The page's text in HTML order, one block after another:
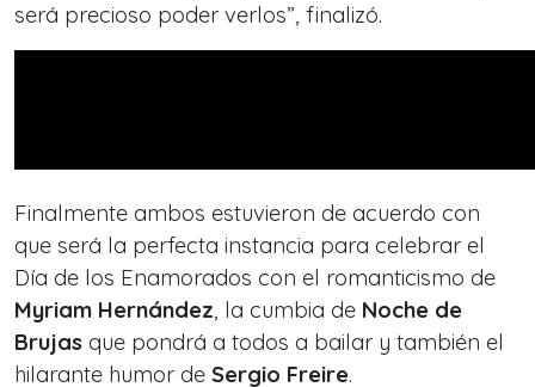
será precioso poder verlos”, finalizó.
Finalmente ambos estuvieron de acuerdo con
que será la perfecta instancia para celebrar el
Día de los Enamorados con el romanticismo de
Myriam Hernández, la cumbia de Noche de
Brujas que pondrá a todos a bailar y también el
hilarante humor de Sergio Freire.